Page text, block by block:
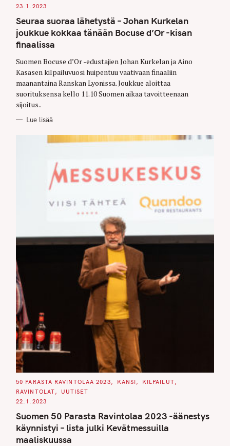
T
G
O
R
I
E
23.1.2023
Seuraa suoraa lähetystä – Johan Kurkelan
joukkue kokkaa tänään Bocuse d’Or -kisan
finaalissa
Suomen Bocuse d’Or -edustajien Johan Kurkelan ja Aino
Kasasen kilpailuvuosi huipentuu vaativaan finaaliin
maanantaina Ranskan Lyonissa. Joukkue aloittaa
suorituksensa kello 11.10 Suomen aikaa tavoitteenaan
sijoitus..
Lue lisää
C
T
E
O
R
I
E
S
50 PARASTA RAVINTOLAA 2023 KANSI
KILPAILUT
RAVINTOLAT
UUTISET
22.1.2023
Suomen 50 Parasta Ravintolaa 2023 -äänestys
käynnistyi – lista julki Kevätmessuilla
maaliskuussa